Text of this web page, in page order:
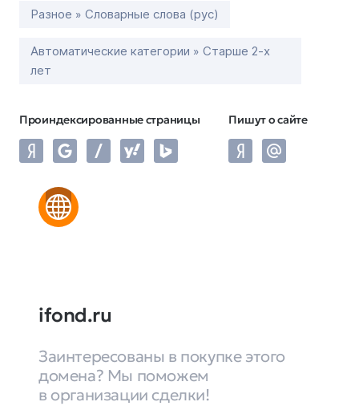
Разное » Словарные слова (рус)
Автоматические категории » Старше 2-х
лет
Проиндексированные страницы Пишут о сайте
ifond.ru
Заинтересованы в покупке этого
домена? Мы поможем
в организации сделки!